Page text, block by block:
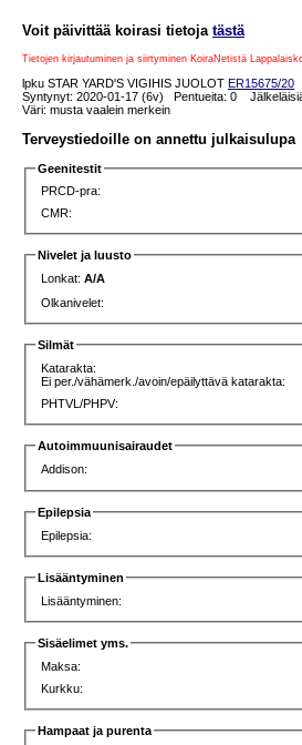
Voit päivittää koirasi tietoja tästä
Tietojen kirjautuminen ja siirtyminen KoiraNetistä
lpku STAR YARD'S VIGIHIS JUOLOT ER15675/20
Syntynyt: 2020-01-17 (6v) Pentueita: 0
Väri: musta vaalein merkein
Terveystiedoille on annettu julkaisulupa
Geenitestit
PRCD-pra:
CMR:
Nivelet ja luusto
Lonkat:A/A
Olkanivelet:
Silmät
Katarakta:
Ei per./vähämerk./avoin/epäilyttävä katarakta:
PHTVL/PHPV:
Autoimmuunisairaudet
Addison:
Epilepsia
Epilepsia:
Lisääntyminen
Lisääntyminen:
Sisäelimet yms.
Maksa:
Kurkku:
Hampaat ja purenta